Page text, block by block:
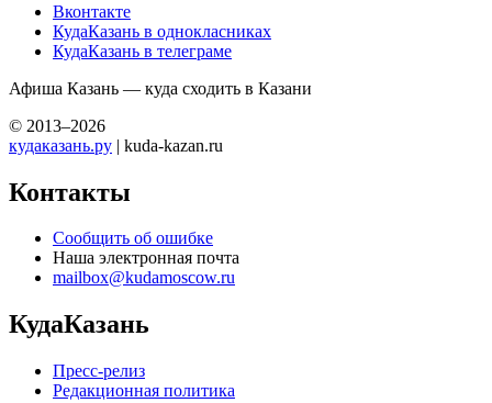
Вконтакте
КудаКазань в однокласниках
КудаКазань в телеграме
Афиша Казань — куда сходить в Казани
© 2013–2026
кудаказань.ру | kuda-kazan.ru
Контакты
Сообщить об ошибке
Наша электронная почта
mailbox@kudamoscow.ru
КудаКазань
Пресс-релиз
Редакционная политика